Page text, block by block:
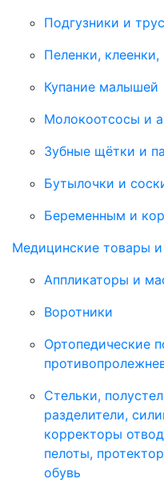
Подгузники и
Пеленки,
Купание малышей
Молокоотсосы и
Зубные щётки и
Бутылочки и
Беременным и
Медицинские товары и
Аппликаторы и
Воротники
Ортопедические
Стельки,
разделители,
корректоры
пелоты,
обувь